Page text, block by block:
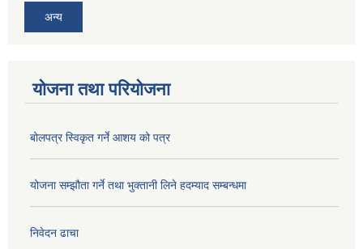
अन्य
योजना तथा परियोजना
बोलपत्र स्विकृत गर्ने आशय को पत्र
योजना सम्झौता गर्ने तथा भुक्तानी लिने हदम्याद सम्बन्धमा
निवेदन ढाचा